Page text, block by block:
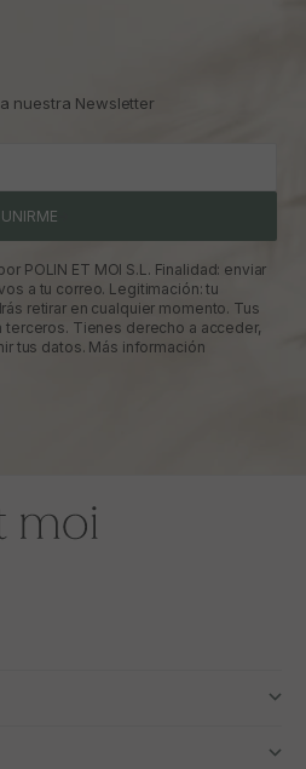
nuestra Newsletter
UNIRME
POLIN ET MOI S.L. Finalidad: enviar
a tu correo. Legitimación: tu
retirar en cualquier momento. Tus
Tienes derecho a acceder,
tus datos. Más información